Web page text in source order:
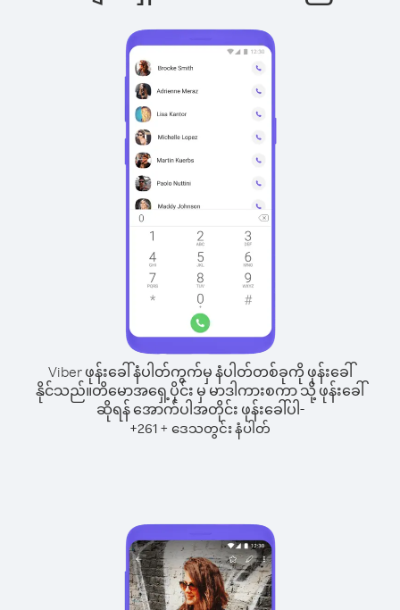
Viber ဖုန်းခေါ်နံပါတ်ကွက်မှ နံပါတ်တစ်ခုကို ဖုန်းခေါ်
နိုင်သည်။တိမောအရှေ့ပိုင်း မှ မာဒါကားစကာ သို့ ဖုန်းခေါ်
ဆိုရန် အောက်ပါအတိုင်း ဖုန်းခေါ်ပါ-
+261 + ဒေသတွင်း နံပါတ်